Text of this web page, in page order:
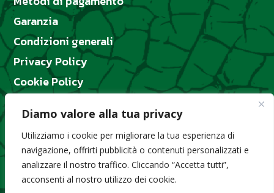
Diamo valore alla tua privacy
Utilizziamo i cookie per migliorare la tua esperienza di
navigazione, offrirti pubblicità o contenuti personalizzati e
analizzare il nostro traffico. Cliccando “Accetta tutti”,
acconsenti al nostro utilizzo dei cookie.
Garanzia
Condizioni generali
Privacy Policy
Cookie Policy
Copyright 2024 © Macchine Agricole S.R.L. dei
F.lli Rizzolo – Contrada Blaschi snc 90036
Misilmeri (PA) P.IVA 05652020826